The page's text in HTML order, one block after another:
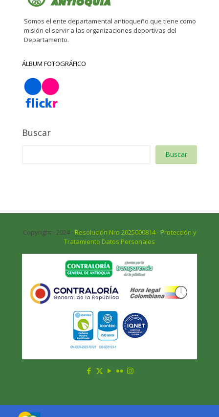
Somos el ente departamental antioqueño que tiene como
misión el servir a las organizaciones deportivas del
Departamento.
ÁLBUM FOTOGRÁFICO
Buscar
Buscar
Copyright - 2024 - Resolución Nro 2025000814 - Protección y
Tratamiento Datos Personales